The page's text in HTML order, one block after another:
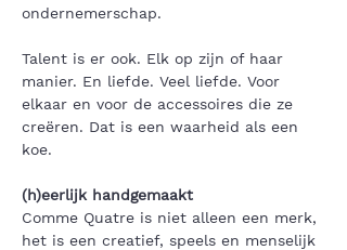
ondernemerschap.
Talent is er ook. Elk op zijn of haar
manier. En liefde. Veel liefde. Voor
elkaar en voor de accessoires die ze
creëren. Dat is een waarheid als een
koe.
(h)eerlijk handgemaakt
Comme Quatre is niet alleen een merk,
het is een creatief, speels en menselijk